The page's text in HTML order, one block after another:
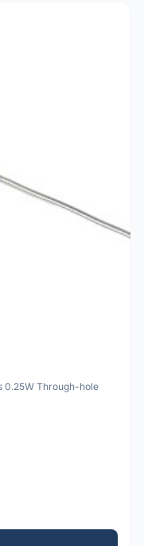
0.25W Through-hole